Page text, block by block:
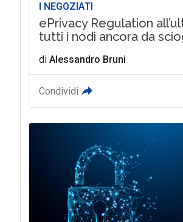
I NEGOZIATI
ePrivacy Regulation
tutti i nodi ancora da
di Alessandro Bruni
Condividi